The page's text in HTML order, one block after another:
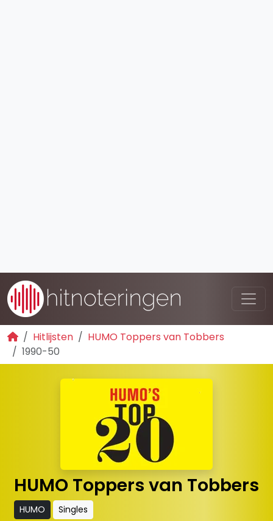
Hitlijsten
HUMO Toppers van Tobbers
1990-50
HUMO Toppers van Tobbers
HUMO Singles